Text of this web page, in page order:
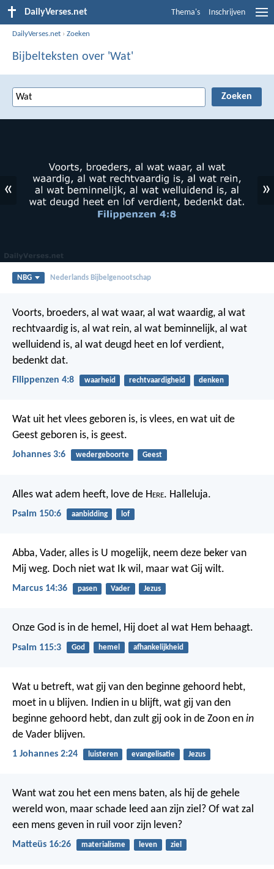
DailyVerses.net Thema's Inschrijven
DailyVerses.net ›Zoeken
Bijbelteksten over 'Wat'
« »
NBG Nederlands Bijbelgenootschap
Voorts, broeders, al wat waar, al wat waardig, al wat
rechtvaardig is, al wat rein, al wat beminnelijk, al wat
welluidend is, al wat deugd heet en lof verdient,
bedenkt dat.
Filippenzen 4:8 waarheid rechtvaardigheid denken
Wat uit het vlees geboren is, is vlees, en wat uit de
Geest geboren is, is geest.
Johannes 3:6 wedergeboorte Geest
Alles wat adem heeft, love de Here. Halleluja.
Psalm 150:6 aanbidding lof
Abba, Vader, alles is U mogelijk, neem deze beker van
Mij weg. Doch niet wat Ik wil, maar wat Gij wilt.
Marcus 14:36 pasen Vader Jezus
Onze God is in de hemel, Hij doet al wat Hem behaagt.
Psalm 115:3 God hemel afhankelijkheid
Wat u betreft, wat gij van den beginne gehoord hebt,
moet in u blijven. Indien in u blijft, wat gij van den
beginne gehoord hebt, dan zult gij ook in de Zoon en in
de Vader blijven.
1 Johannes 2:24 luisteren evangelisatie Jezus
Want wat zou het een mens baten, als hij de gehele
wereld won, maar schade leed aan zijn ziel? Of wat zal
een mens geven in ruil voor zijn leven?
Matteüs 16:26 materialisme leven ziel